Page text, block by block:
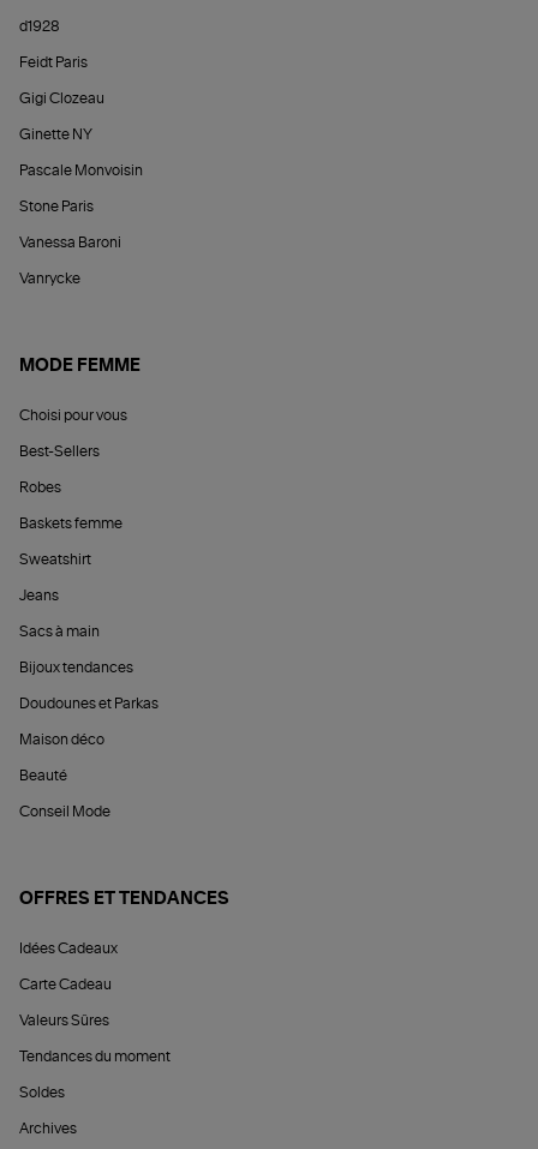
d1928
Feidt Paris
Gigi Clozeau
Ginette NY
Pascale Monvoisin
Stone Paris
Vanessa Baroni
Vanrycke
MODE FEMME
Choisi pour vous
Best-Sellers
Robes
Baskets femme
Sweatshirt
Jeans
Sacs à main
Bijoux tendances
Doudounes et Parkas
Maison déco
Beauté
Conseil Mode
OFFRES ET TENDANCES
Idées Cadeaux
Carte Cadeau
Valeurs Sûres
Tendances du moment
Soldes
Archives